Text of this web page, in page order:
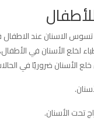
الاسنان عند الاطفال
لخلع الأسنان في
الأسنان ضروريًا في
تحت الأسنان.